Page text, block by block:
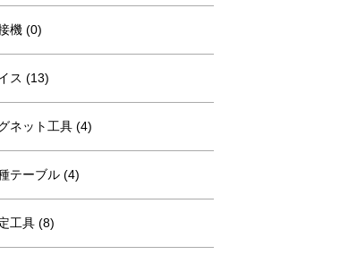
機 (0)
ス (13)
ネット工具 (4)
テーブル (4)
工具 (8)